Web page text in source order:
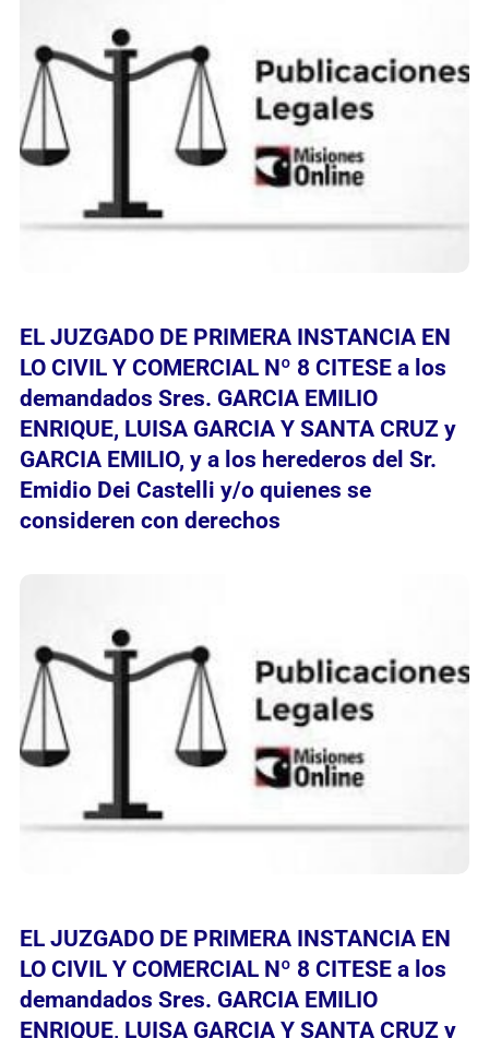
EL JUZGADO DE PRIMERA INSTANCIA EN
LO CIVIL Y COMERCIAL Nº 8 CITESE a los
demandados Sres. GARCIA EMILIO
ENRIQUE, LUISA GARCIA Y SANTA CRUZ y
GARCIA EMILIO, y a los herederos del Sr.
Emidio Dei Castelli y/o quienes se
consideren con derechos
EL JUZGADO DE PRIMERA INSTANCIA EN
LO CIVIL Y COMERCIAL Nº 8 CITESE a los
demandados Sres. GARCIA EMILIO
ENRIQUE, LUISA GARCIA Y SANTA CRUZ y